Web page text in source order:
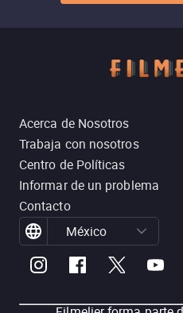
Acerca de Nosotros
Trabaja con nosotros
Centro de Políticas
Informar de un problema
Contacto
México